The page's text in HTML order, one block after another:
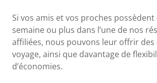
Si vos amis et vos proches possèdent
semaine ou plus dans l’une de nos
affiliées, nous pouvons leur offrir des
voyage, ainsi que davantage de
d’économies.